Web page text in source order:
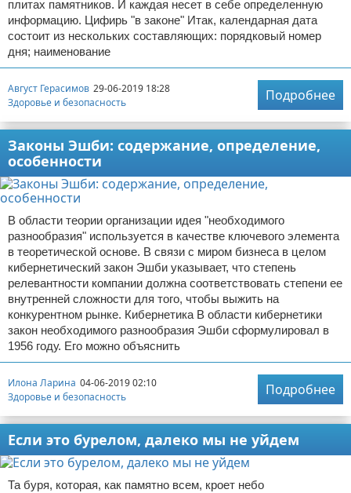
плитах памятников. И каждая несет в себе определенную
информацию. Цифирь "в законе" Итак, календарная дата
состоит из нескольких составляющих: порядковый номер
дня; наименование
Август Герасимов 29-06-2019 18:28
Здоровье и безопасность
Подробнее
Законы Эшби: содержание, определение,
особенности
В области теории организации идея "необходимого
разнообразия" используется в качестве ключевого элемента
в теоретической основе. В связи с миром бизнеса в целом
кибернетический закон Эшби указывает, что степень
релевантности компании должна соответствовать степени ее
внутренней сложности для того, чтобы выжить на
конкурентном рынке. Кибернетика В области кибернетики
закон необходимого разнообразия Эшби сформулировал в
1956 году. Его можно объяснить
Илона Ларина 04-06-2019 02:10
Здоровье и безопасность
Подробнее
Если это бурелом, далеко мы не уйдем
Та буря, которая, как памятно всем, кроет небо